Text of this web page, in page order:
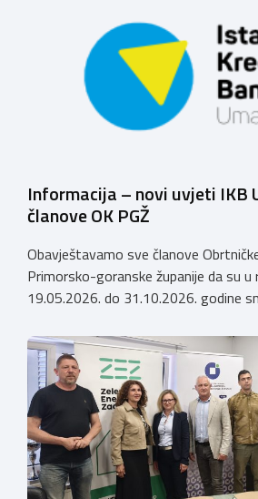
Grubešić, dr.med. Sporazumom se
uvjeti za obrtnike, članove Komore,
te članove uže obitelji obrtnika […]
Informacija – novi uvjeti IKB
članove OK PGŽ
Obavještavamo sve članove
Primorsko-goranske županije da su u
19.05.2026. do 31.10.2026. godine
kreditna banka Umag d.d. odobrava
komore Primorsko-goranske
Sporazuma o poslovnoj suradnji za
zaključenog 9. prosinca 2025. godine,
Krediti za namjene […]